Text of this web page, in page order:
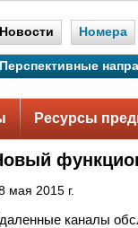
Новости Номера
Перспективные
Ресурсы
мая 2015 г.
каналы